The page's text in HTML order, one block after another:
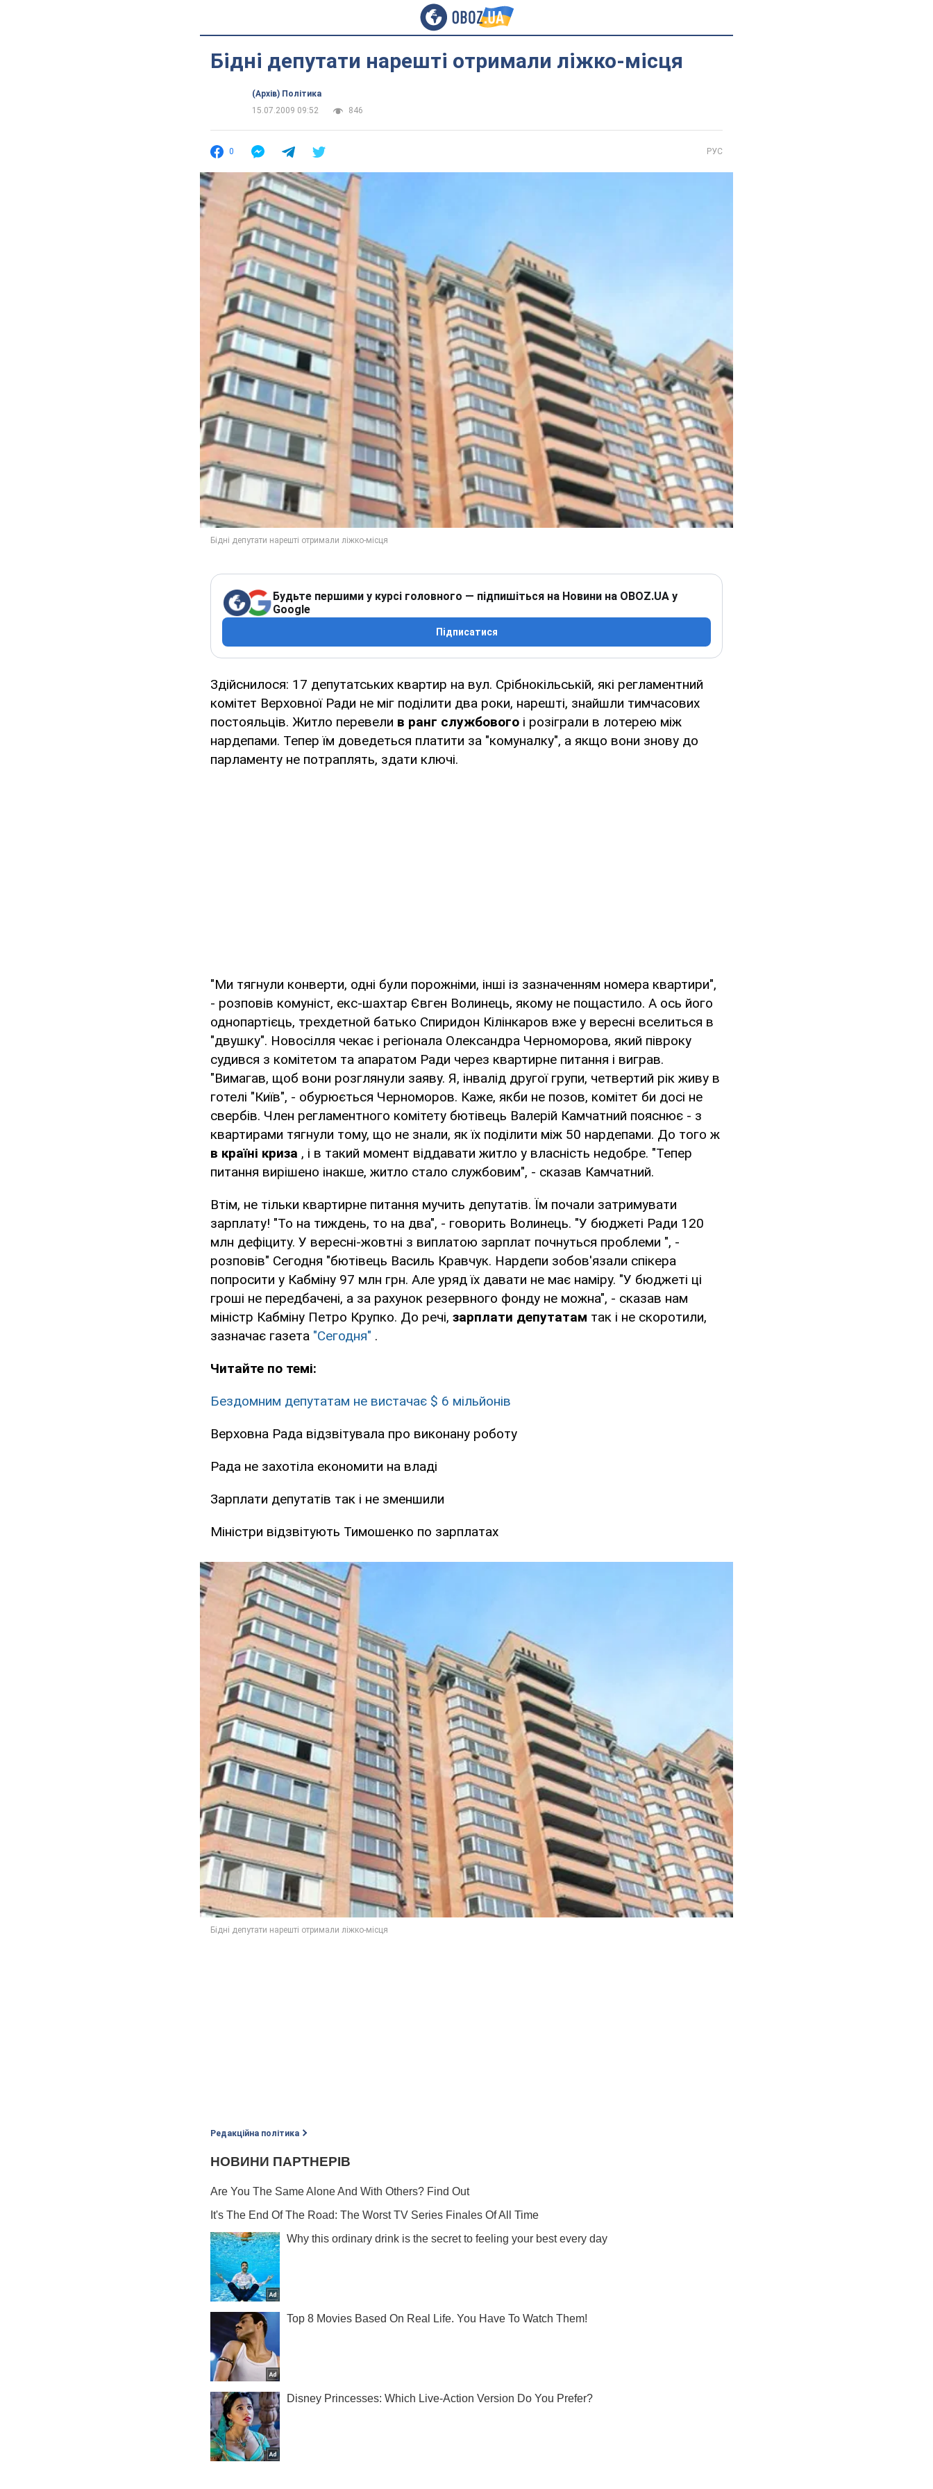
Бідні депутати нарешті отримали ліжко-місця
(Архів) Політика
15.07.2009 09:52
846
0 РУС
Будьте першими у курсі головного — підпишіться на Новини на OBOZ.UA у
Google
Підписатися
Здійснилося: 17 депутатських квартир на вул. Срібнокільській, які регламентний
комітет Верховної Ради не міг поділити два роки, нарешті, знайшли тимчасових
постояльців. Житло перевели в ранг службового і розіграли в лотерею між
нардепами. Тепер їм доведеться платити за "комуналку", а якщо вони знову до
парламенту не потраплять, здати ключі.
"Ми тягнули конверти, одні були порожніми, інші із зазначенням номера квартири",
- розповів комуніст, екс-шахтар Євген Волинець, якому не пощастило. А ось його
однопартієць, трехдетной батько Спиридон Кілінкаров вже у вересні вселиться в
"двушку". Новосілля чекає і регіонала Олександра Черноморова, який півроку
судився з комітетом та апаратом Ради через квартирне питання і виграв.
"Вимагав, щоб вони розглянули заяву. Я, інвалід другої групи, четвертий рік живу в
готелі "Київ", - обурюється Черноморов. Каже, якби не позов, комітет би досі не
свербів. Член регламентного комітету бютівець Валерій Камчатний пояснює - з
квартирами тягнули тому, що не знали, як їх поділити між 50 нардепами. До того ж
в країні криза , і в такий момент віддавати житло у власність недобре. "Тепер
питання вирішено інакше, житло стало службовим", - сказав Камчатний.
Втім, не тільки квартирне питання мучить депутатів. Їм почали затримувати
зарплату! "То на тиждень, то на два", - говорить Волинець. "У бюджеті Ради 120
млн дефіциту. У вересні-жовтні з виплатою зарплат почнуться проблеми ", -
розповів" Сегодня "бютівець Василь Кравчук. Нардепи зобов'язали спікера
попросити у Кабміну 97 млн грн. Але уряд їх давати не має наміру. "У бюджеті ці
гроші не передбачені, а за рахунок резервного фонду не можна", - сказав нам
міністр Кабміну Петро Крупко. До речі, зарплати депутатам так і не скоротили,
зазначає газета "Сегодня" .
Читайте по темі:
Бездомним депутатам не вистачає $ 6 мільйонів
Верховна Рада відзвітувала про виконану роботу
Рада не захотіла економити на владі
Зарплати депутатів так і не зменшили
Міністри відзвітують Тимошенко по зарплатах
Редакційна політика